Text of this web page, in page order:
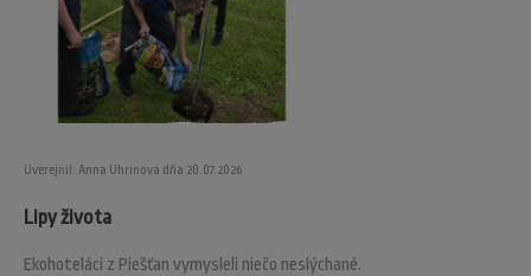
Uverejnil: Anna Uhrinová dňa 20.07.2026
Lipy života
Ekohoteláci z Piešťan vymysleli niečo neslýchané.